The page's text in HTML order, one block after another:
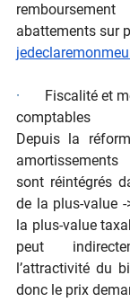
remboursement
abattements sur
·
Fiscalité et
comptables
Depuis la
sont réintégrés
de la plus-value
la plus-value
peut
l’attractivité du
donc le prix